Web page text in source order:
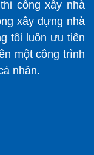
công xây nhà
xây dựng nhà
tôi luôn ưu tiên
một công trình
nhân.